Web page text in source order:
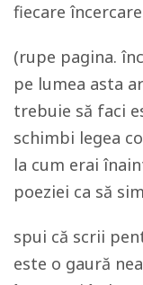
fiecare
(rupe pagina.
pe lumea asta
trebuie să faci
schimbi legea
la cum erai
poeziei ca să
spui că scrii
este o gaură